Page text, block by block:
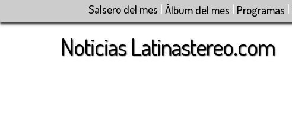
Salsero del mes | Álbum del mes | Programas |
Noticias Latinastereo.com